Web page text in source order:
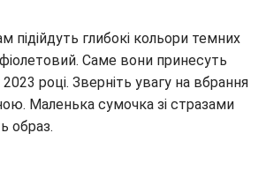
підійдуть глибокі кольори темних
фіолетовий. Саме вони принесуть
2023 році. Зверніть увагу на вбрання
Маленька сумочка зі стразами
образ.